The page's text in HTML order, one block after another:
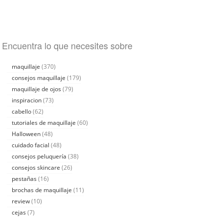
Encuentra lo que necesites sobre
maquillaje (370)
consejos maquillaje (179)
maquillaje de ojos (79)
inspiracion (73)
cabello (62)
tutoriales de maquillaje (60)
Halloween (48)
cuidado facial (48)
consejos peluquería (38)
consejos skincare (26)
pestañas (16)
brochas de maquillaje (11)
review (10)
cejas (7)